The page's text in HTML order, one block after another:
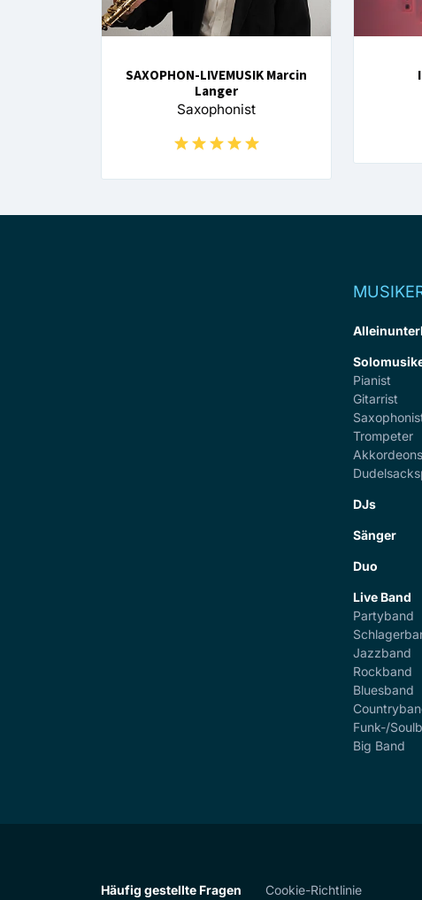
SAXOPHON-LIVEMUSIK Marcin
Langer
Saxophonist
Pianist
Gitarrist
Trompeter
DJs
Sänger
Duo
Live Band
Partyband
Jazzband
Rockband
Bluesband
Funk-/
Big Band
Häufig gestellte Fragen Cookie-Richtlinie